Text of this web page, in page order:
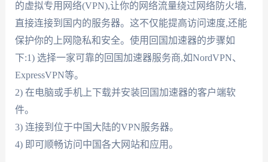
的虚拟专用网络(VPN),让你的网络流量绕过网络防火墙,
直接连接到国内的服务器。这不仅能提高访问速度,还能
保护你的上网隐私和安全。使用回国加速器的步骤如
下:1) 选择一家可靠的回国加速器服务商,如NordVPN、
ExpressVPN等。
2) 在电脑或手机上下载并安装回国加速器的客户端软
件。
3) 连接到位于中国大陆的VPN服务器。
4) 即可顺畅访问中国各大网站和应用。